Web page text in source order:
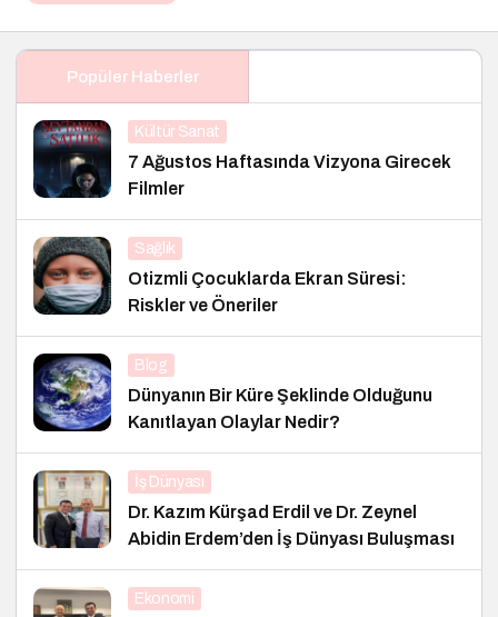
Popüler Haberler
Kültür Sanat
7 Ağustos Haftasında Vizyona Girecek
Filmler
Sağlık
Otizmli Çocuklarda Ekran Süresi:
Riskler ve Öneriler
Blog
Dünyanın Bir Küre Şeklinde Olduğunu
Kanıtlayan Olaylar Nedir?
İş Dünyası
Dr. Kazım Kürşad Erdil ve Dr. Zeynel
Abidin Erdem’den İş Dünyası Buluşması
Ekonomi